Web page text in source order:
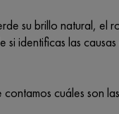
su brillo natural, el
si identificas las
cuáles son